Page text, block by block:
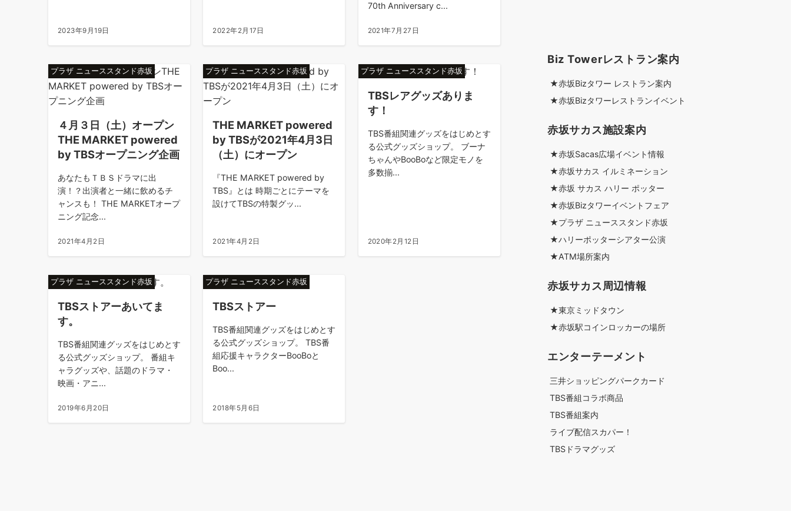
2023年9月19日 2022年2月17日
70th Anniversary c...
2021年7月27日
プラザ ニューススタンド赤坂
４月３日（土）オープン
THE MARKET powered
by TBSオープニング企画
あなたもＴＢＳドラマに出
演！？出演者と一緒に飲めるチ
ャンスも！ THE MARKETオープ
ニング記念...
2021年4月2日
プラザ ニューススタンド赤坂
THE MARKET powered
by TBSが2021年4月3日
（土）にオープン
『THE MARKET powered by
TBS』とは 時期ごとにテーマを
設けてTBSの特製グッ...
2021年4月2日
プラザ ニューススタンド赤坂
TBSレアグッズありま
す！
TBS番組関連グッズをはじめとす
る公式グッズショップ。 ブーナ
ちゃんやBooBoなど限定モノを
多数揃...
2020年2月12日
プラザ ニューススタンド赤坂
TBSストアーあいてま
す。
TBS番組関連グッズをはじめとす
る公式グッズショップ。 番組キ
ャラグッズや、話題のドラマ・
映画・アニ...
2019年6月20日
プラザ ニューススタンド赤坂
TBSストアー
TBS番組関連グッズをはじめとす
る公式グッズショップ。 TBS番
組応援キャラクターBooBoと
Boo...
2018年5月6日
Biz Towerレストラン案内
★赤坂Bizタワー レストラン案内
★赤坂Bizタワーレストランイベント
赤坂サカス施設案内
★赤坂Sacas広場イベント情報
★赤坂サカス イルミネーション
★赤坂 サカス ハリー ポッター
★赤坂Bizタワーイベントフェア
★プラザ ニューススタンド赤坂
★ハリーポッターシアター公演
★ATM場所案内
赤坂サカス周辺情報
★東京ミッドタウン
★赤坂駅コインロッカーの場所
エンターテーメント
三井ショッピングパークカード
TBS番組コラボ商品
TBS番組案内
ライブ配信スカパー！
TBSドラマグッズ